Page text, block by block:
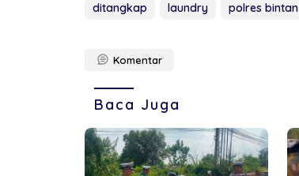
ditangkap laundry polres bintan
Komentar
Baca Juga